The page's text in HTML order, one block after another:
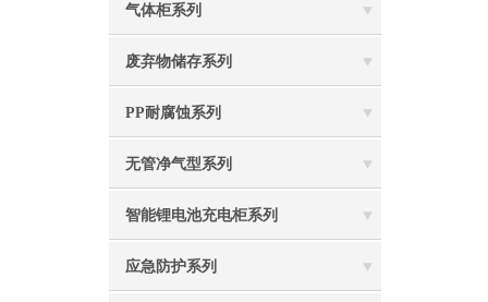
气体柜系列
废弃物储存系列
PP耐腐蚀系列
无管净气型系列
智能锂电池充电柜系列
应急防护系列